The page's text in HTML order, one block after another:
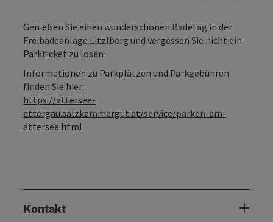
Genießen Sie einen wunderschönen Badetag in der
Freibadeanlage Litzlberg und vergessen Sie nicht ein
Parkticket zu lösen!
Informationen zu Parkplätzen und Parkgebühren
finden Sie hier:
https://attersee-
attergau.salzkammergut.at/service/parken-am-
attersee.html
Kontakt